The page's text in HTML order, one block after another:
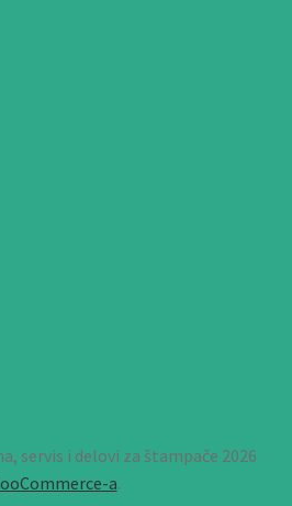
servis i delovi za štampače 2026
a.